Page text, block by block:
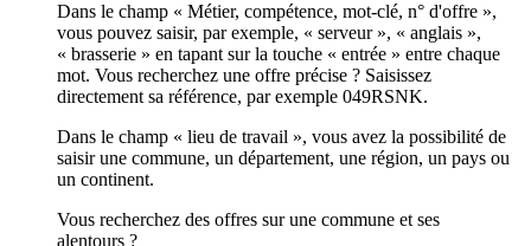
Dans le champ « Métier, compétence, mot-clé, n° d'offre »,
vous pouvez saisir, par exemple, « serveur », « anglais »,
« brasserie » en tapant sur la touche « entrée » entre chaque
mot. Vous recherchez une offre précise ? Saisissez
directement sa référence, par exemple 049RSNK.
Dans le champ « lieu de travail », vous avez la possibilité de
saisir une commune, un département, une région, un pays ou
un continent.
Vous recherchez des offres sur une commune et ses
alentours ?